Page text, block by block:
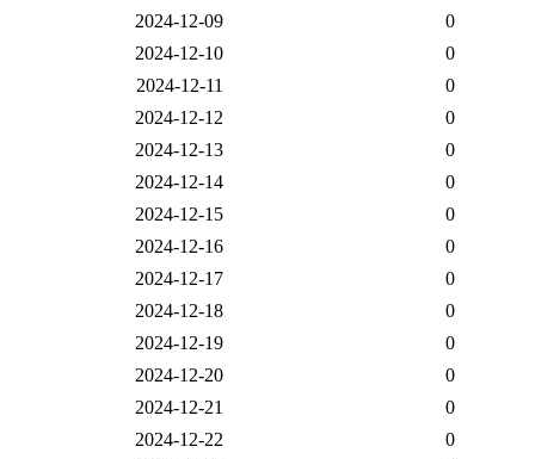
2024-12-09
0
2024-12-10
0
2024-12-11
0
2024-12-12
0
2024-12-13
0
2024-12-14
0
2024-12-15
0
2024-12-16
0
2024-12-17
0
2024-12-18
0
2024-12-19
0
2024-12-20
0
2024-12-21
0
2024-12-22
0